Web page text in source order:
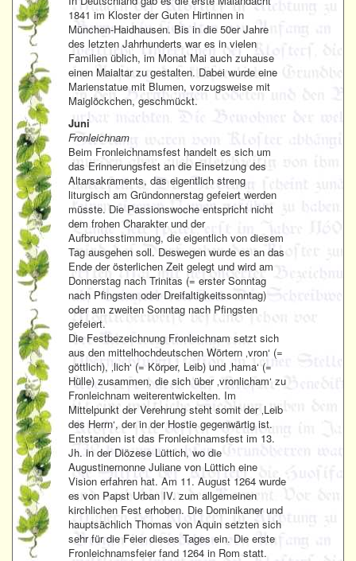
1841 im Kloster der Guten Hirtinnen in
München-Haidhausen. Bis in die 50er Jahre
des letzten Jahrhunderts war es in vielen
Familien üblich, im Monat Mai auch zuhause
einen Maialtar zu gestalten. Dabei wurde eine
Marienstatue mit Blumen, vorzugsweise mit
Maiglöckchen, geschmückt.
Juni
Fronleichnam
Beim Fronleichnamsfest handelt es sich um
das Erinnerungsfest an die Einsetzung des
Altarsakraments, das eigentlich streng
liturgisch am Gründonnerstag gefeiert werden
müsste. Die Passionswoche entspricht nicht
dem frohen Charakter und der
Aufbruchsstimmung, die eigentlich von diesem
Tag ausgehen soll. Deswegen wurde es an das
Ende der österlichen Zeit gelegt und wird am
Donnerstag nach Trinitas (= erster Sonntag
nach Pfingsten oder Dreifaltigkeitssonntag)
oder am zweiten Sonntag nach Pfingsten
gefeiert.
Die Festbezeichnung Fronleichnam setzt sich
aus den mittelhochdeutschen Wörtern ‚vron‘ (=
göttlich), ‚lich‘ (= Körper, Leib) und ‚hama‘ (=
Hülle) zusammen, die sich über ‚vronlicham‘ zu
Fronleichnam weiterentwickelten. Im
Mittelpunkt der Verehrung steht somit der ‚Leib
des Herrn‘, der in der Hostie gegenwärtig ist.
Entstanden ist das Fronleichnamsfest im 13.
Jh. in der Diözese Lüttich, wo die
Augustinernonne Juliane von Lüttich eine
Vision erfahren hat. Am 11. August 1264 wurde
es von Papst Urban IV. zum allgemeinen
kirchlichen Fest erhoben. Die Dominikaner und
hauptsächlich Thomas von Aquin setzten sich
sehr für die Feier dieses Tages ein. Die erste
Fronleichnamsfeier fand 1264 in Rom statt.